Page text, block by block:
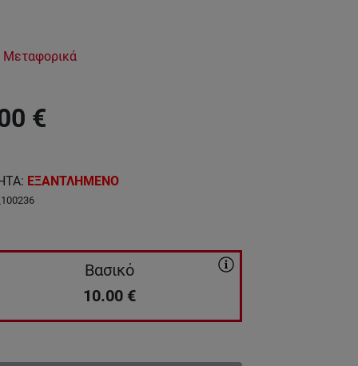
€
: ΕΞΑΝΤΛΗΜΕΝΟ
Βασικό
10.00 €